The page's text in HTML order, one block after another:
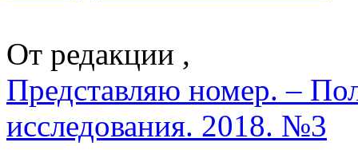
От редакции ,
Представляю номер. –
исследования. 2018. №3